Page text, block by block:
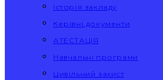
Історія закладу
Керівні документи
АТЕСТАЦІЯ
Навчальні програми
Цивільний захист